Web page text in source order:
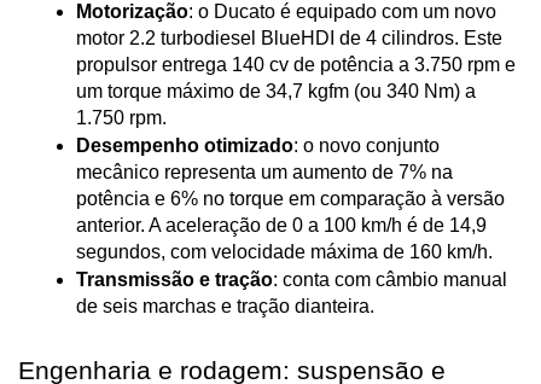
Motorização: o Ducato é equipado com um novo
motor 2.2 turbodiesel BlueHDI de 4 cilindros. Este
propulsor entrega 140 cv de potência a 3.750 rpm e
um torque máximo de 34,7 kgfm (ou 340 Nm) a
1.750 rpm.
Desempenho otimizado: o novo conjunto
mecânico representa um aumento de 7% na
potência e 6% no torque em comparação à versão
anterior. A aceleração de 0 a 100 km/h é de 14,9
segundos, com velocidade máxima de 160 km/h.
Transmissão e tração: conta com câmbio manual
de seis marchas e tração dianteira.
Engenharia e rodagem: suspensão e